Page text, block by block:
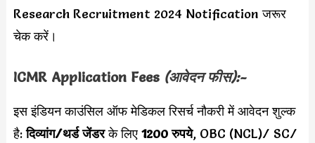
Research Recruitment 2024 Notification जरूर
चेक करें।
ICMR Application Fees (आवेदन फीस):-
इस इंडियन काउंसिल ऑफ मेडिकल रिसर्च नौकरी में आवेदन शुल्क
है:दिव्यांग/थर्ड जेंडरके लिए 1200 रुपये, OBC (NCL)/ SC/